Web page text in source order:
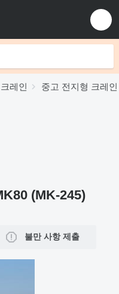
레인 중고 전지형 크레인
(MK-245)
불만 사항 제출